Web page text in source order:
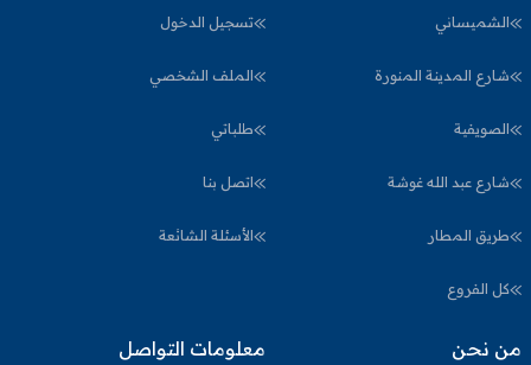
الشميساني
شارع المدينة المنورة
الصويفية
شارع عبد الله غوشة
طريق المطار
كل الفروع
تسجيل الدخول
الملف الشخصي
طلباتي
اتصل بنا
الأسئلة الشائعة
من نحن معلومات التواصل